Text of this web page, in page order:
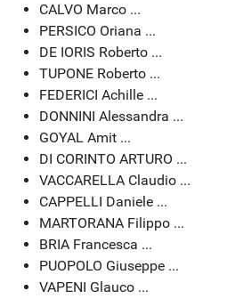
CALVO Marco ...
PERSICO Oriana ...
DE IORIS Roberto ...
TUPONE Roberto ...
FEDERICI Achille ...
DONNINI Alessandra ...
GOYAL Amit ...
DI CORINTO ARTURO ...
VACCARELLA Claudio ...
CAPPELLI Daniele ...
MARTORANA Filippo ...
BRIA Francesca ...
PUOPOLO Giuseppe ...
VAPENI Glauco ...